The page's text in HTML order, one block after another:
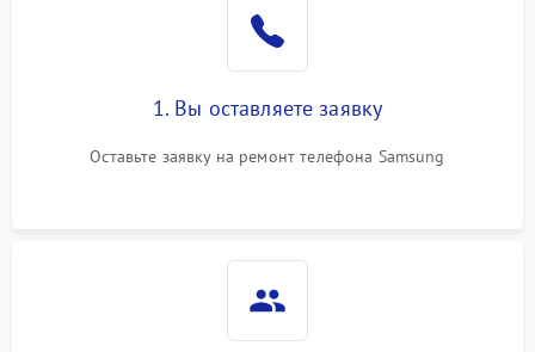
1. Вы оставляете заявку
Оставьте заявку на ремонт телефона Samsung